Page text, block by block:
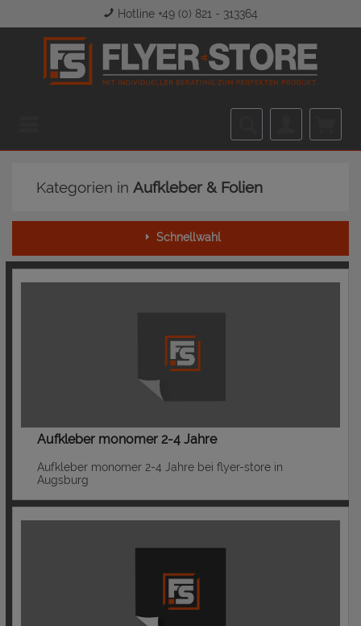
Hotline +49 (0) 821 - 313364
Kategorien in Aufkleber & Folien
Schnellwahl
Aufkleber monomer 2-4 Jahre
Aufkleber monomer 2-4 Jahre bei flyer-store in
Augsburg